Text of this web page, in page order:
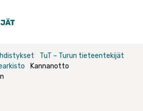
TuT – Turun tieteentekijät
Kannanotto